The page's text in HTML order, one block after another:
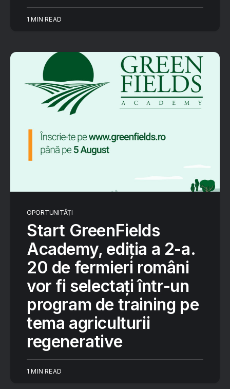
1 MIN READ
OPORTUNITĂȚI
Start GreenFields
Academy, ediția a 2-a.
20 de fermieri români
vor fi selectați într-un
program de training pe
tema agriculturii
regenerative
1 MIN READ